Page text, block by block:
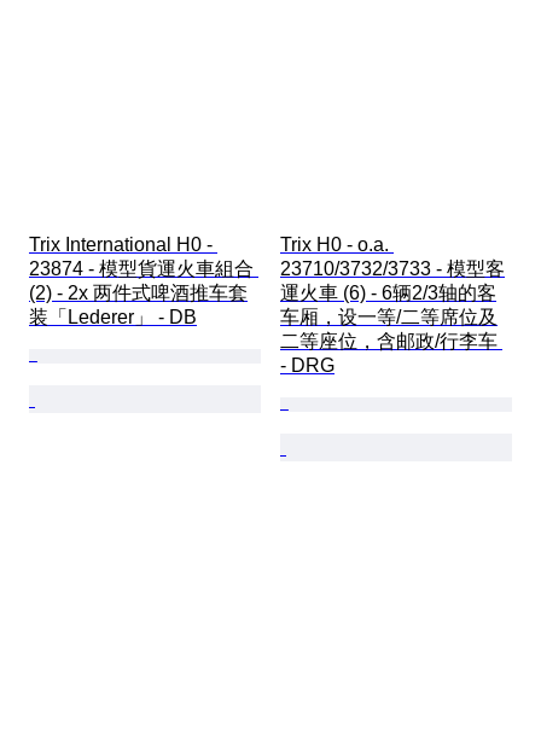
Trix International H0 -
23874 - 模型貨運火車組合
(2) - 2x 两件式啤酒推车套
装「Lederer」 - DB
Trix H0 - o.a.
23710/3732/3733 - 模型客
運火車 (6) - 6辆2/3轴的客
车厢，设一等/二等席位及
二等座位，含邮政/行李车
- DRG